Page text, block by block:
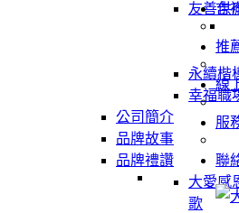
友善供
永續楷
幸福職
公司簡介
品牌故事
品牌禮讚
大愛感
歌
吉
推
線
服
聯